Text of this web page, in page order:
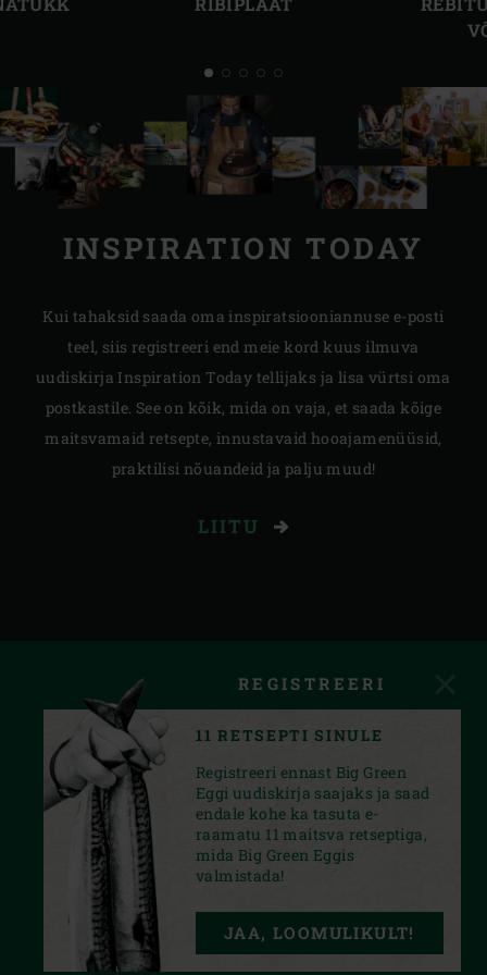
INSPIRATION TODAY
Kui tahaksid saada oma inspiratsiooniannuse e-posti
teel, siis registreeri end meie kord kuus ilmuva
uudiskirja Inspiration Today tellijaks ja lisa vürtsi oma
postkastile. See on kõik, mida on vaja, et saada kõige
maitsvamaid retsepte, innustavaid hooajamenüüsid,
praktilisi nõuandeid ja palju muud!
LIITU
PRIVACY STATEMENT
REGISTREERI
11 RETSEPTI SINULE
Registreeri ennast Big Green
Eggi uudiskirja saajaks ja saad
endale kohe ka tasuta e-
raamatu 11 maitsva retseptiga,
mida Big Green Eggis
valmistada!
JAA, LOOMULIKULT!